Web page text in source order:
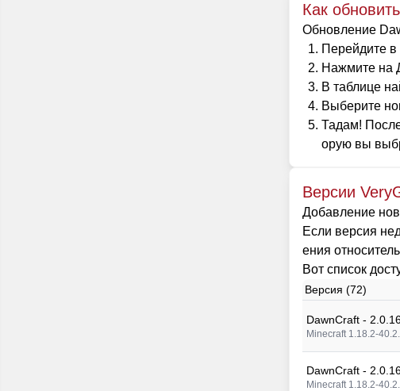
Как
Обновление
Перейдите в
Нажмите на
В таблице
Выберите
Тадам!
орую вы
Версии
Добавление
Если версия
ения
Вот список
Версия (72)
DawnCraft -
Minecraft 1.18.2-
DawnCraft -
Minecraft 1.18.2-